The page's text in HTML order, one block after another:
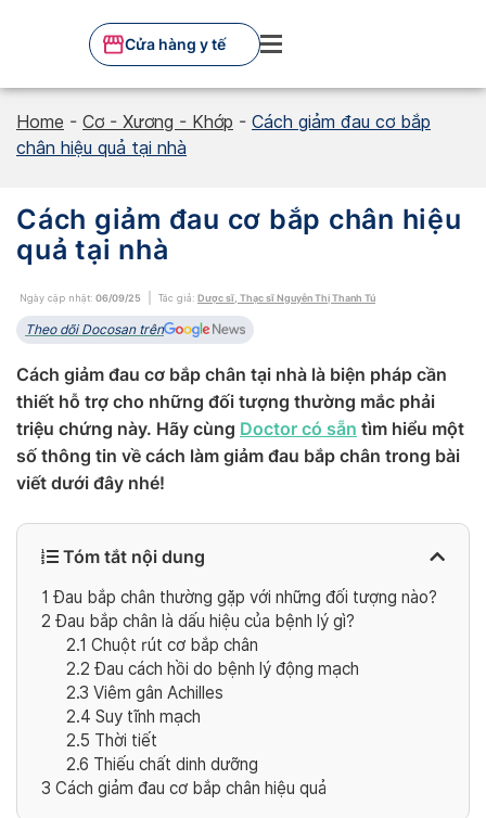
Cửa hàng y tế
Home - Cơ - Xương - Khớp - Cách giảm đau cơ bắp
chân hiệu quả tại nhà
Cách giảm đau cơ bắp chân hiệu
quả tại nhà
Ngày cập nhật: 06/09/25 Tác giả: Dược sĩ, Thạc sĩ Nguyễn Thị Thanh Tú
Theo dõi Docosan trên
Cách giảm đau cơ bắp chân tại nhà là biện pháp cần
thiết hỗ trợ cho những đối tượng thường mắc phải
triệu chứng này. Hãy cùng Doctor có sẵn tìm hiểu một
số thông tin về cách làm giảm đau bắp chân trong bài
viết dưới đây nhé!
Tóm tắt nội dung
1 Đau bắp chân thường gặp với những đối tượng nào?
2 Đau bắp chân là dấu hiệu của bệnh lý gì?
2.1 Chuột rút cơ bắp chân
2.2 Đau cách hồi do bệnh lý động mạch
2.3 Viêm gân Achilles
2.4 Suy tĩnh mạch
2.5 Thời tiết
2.6 Thiếu chất dinh dưỡng
3 Cách giảm đau cơ bắp chân hiệu quả